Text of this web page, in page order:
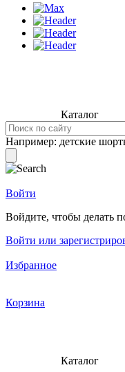
Каталог
Например: детские
Войти
Войдите, чтобы делать
Войти или
Избранное
Корзина
Каталог